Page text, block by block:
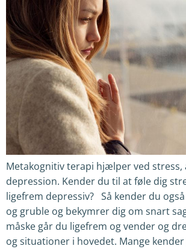
Metakognitiv terapi hjælper ved stress,
depression. Kender du til at føle dig
ligefrem depressiv? Så kender du
og gruble og bekymrer dig om snart
måske går du ligefrem og vender og
og situationer i hovedet. Mange